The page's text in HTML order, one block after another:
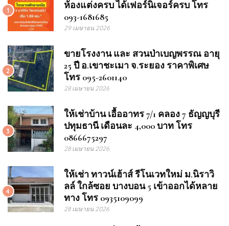
1
ห้องแต่งครบ ได้เฟอร์นิเจอร์ครบ โทร
093-1681685
29 เมษายน 2026
2
ขายโรงงาน และ สวนป่าเบญพรรณ อายุ
25 ปี อ.เขาชะเมา จ.ระยอง ราคาพิเศษ
โทร 095-2601140
28 เมษายน 2026
3
ให้เช่าบ้าน เอื้ออาทร 7/1 คลอง 7 ธัญญบุรี
ปทุมธานี เดือนละ 4,000 บาท โทร
0866675297
28 เมษายน 2026
4
ให้เช่า ทาวน์เฮ้าส์ รีโนเวทใหม่ ม.นิราวิ
ลล์ ใกล้ซอย บางบอน 5 เข้าออกได้หลาย
ทาง โทร 0935109099
28 เมษายน 2026